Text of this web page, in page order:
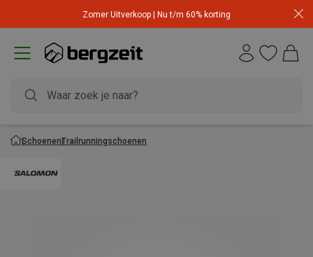
Zomer Uitverkoop | Nu t/m 60% korting
SchoenenTrailrunningschoenen